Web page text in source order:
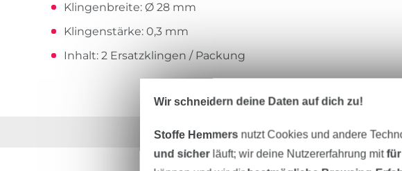
Klingenbreite: Ø 28 mm
Klingenstärke: 0,3 mm
Inhalt: 2 Ersatzklingen / Packung
Über 1.8 Millionen Meter Stoff
Wir schneidern deine Daten auf dich zu!
Stoffe Hemmers nutzt Cookies und andere
und sicherläuft; wir deine Nutzererfahrung mit